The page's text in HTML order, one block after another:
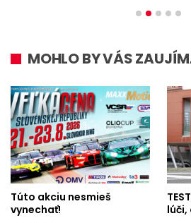
MOHLO BY VÁS
Túto akciu nesmieš
vynechať!